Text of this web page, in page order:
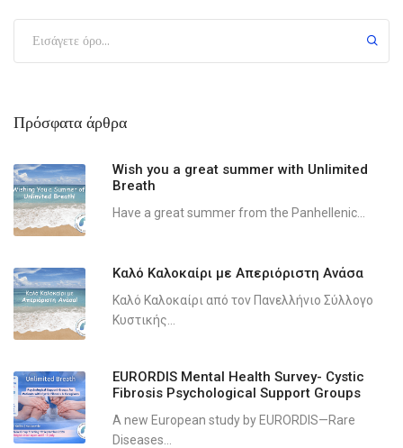
Πρόσφατα άρθρα
Wish you a great summer with Unlimited
Breath
Have a great summer from the Panhellenic...
Καλό Καλοκαίρι με Απεριόριστη Ανάσα
Καλό Καλοκαίρι από τον Πανελλήνιο Σύλλογο
Κυστικής...
EURORDIS Mental Health Survey- Cystic
Fibrosis Psychological Support Groups
A new European study by EURORDIS—Rare
Diseases...